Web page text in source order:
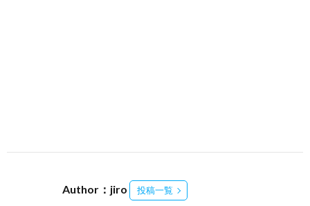
Author：jiro 投稿一覧